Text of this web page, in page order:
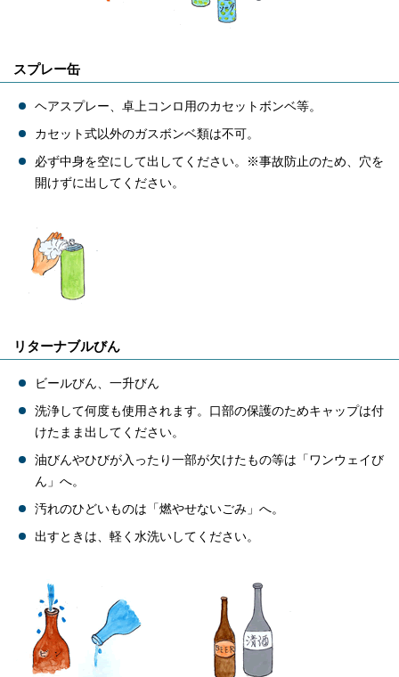
スプレー缶
ヘアスプレー、卓上コンロ用のカセットボンベ等。
カセット式以外のガスボンベ類は不可。
必ず中身を空にして出してください。※事故防止のため、穴を
開けずに出してください。
リターナブルびん
ビールびん、一升びん
洗浄して何度も使用されます。口部の保護のためキャップは付
けたまま出してください。
油びんやひびが入ったり一部が欠けたもの等は「ワンウェイび
ん」へ。
汚れのひどいものは「燃やせないごみ」へ。
出すときは、軽く水洗いしてください。